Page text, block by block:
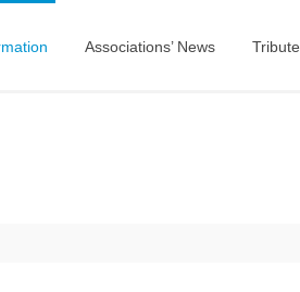
Associations’ News Tribute